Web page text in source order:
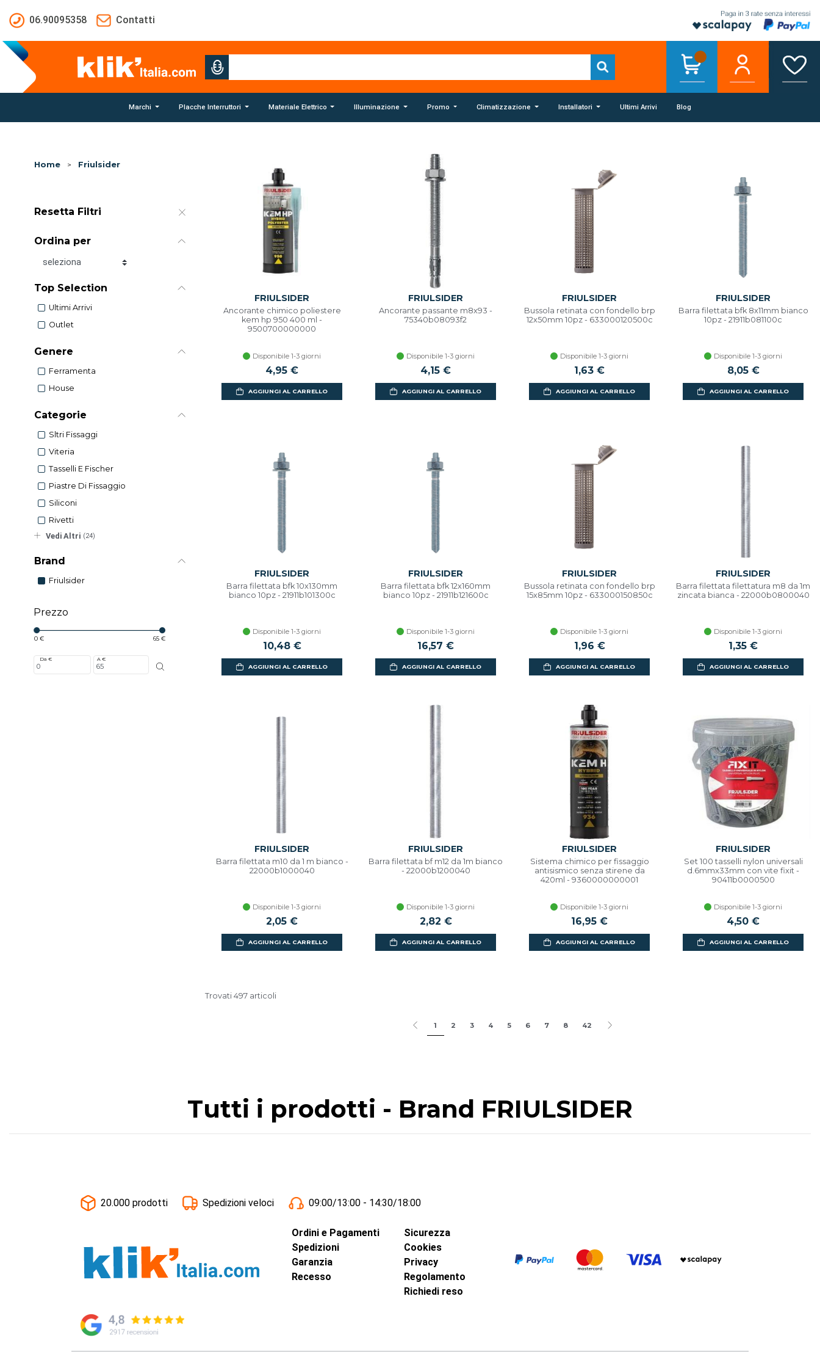
06.90095358
Contatti
Marchi Placche Interruttori Materiale Elettrico Illuminazione Promo Climatizzazione Installatori Ultimi Arrivi Blog
Home > Friulsider
Resetta Filtri
Ordina per
Ordina per
Top Selection
Ultimi Arrivi
Outlet
Genere
Ferramenta
House
Categorie
Sltri Fissaggi
Viteria
Tasselli E Fischer
Piastre Di Fissaggio
Siliconi
Rivetti
Vedi Altri (24)
Brand
Friulsider
Prezzo
0 € 65 €
Da € A €
FRIULSIDER
Ancorante chimico poliestere
kem hp 950 400 ml -
9500700000000
Disponibile 1-3 giorni
4,95 €
AGGIUNGI AL CARRELLO
FRIULSIDER
Ancorante passante m8x93 -
75340b08093f2
Disponibile 1-3 giorni
4,15 €
AGGIUNGI AL CARRELLO
FRIULSIDER
Bussola retinata con fondello brp
12x50mm 10pz - 633000120500c
Disponibile 1-3 giorni
1,63 €
AGGIUNGI AL CARRELLO
FRIULSIDER
Barra filettata bfk 8x11mm bianco
10pz - 21911b081100c
Disponibile 1-3 giorni
8,05 €
AGGIUNGI AL CARRELLO
FRIULSIDER
Barra filettata bfk 10x130mm
bianco 10pz - 21911b101300c
Disponibile 1-3 giorni
10,48 €
AGGIUNGI AL CARRELLO
FRIULSIDER
Barra filettata bfk 12x160mm
bianco 10pz - 21911b121600c
Disponibile 1-3 giorni
16,57 €
AGGIUNGI AL CARRELLO
FRIULSIDER
Bussola retinata con fondello brp
15x85mm 10pz - 633000150850c
Disponibile 1-3 giorni
1,96 €
AGGIUNGI AL CARRELLO
FRIULSIDER
Barra filettata filettatura m8 da 1m
zincata bianca - 22000b0800040
Disponibile 1-3 giorni
1,35 €
AGGIUNGI AL CARRELLO
FRIULSIDER
Barra filettata m10 da 1 m bianco -
22000b1000040
Disponibile 1-3 giorni
2,05 €
AGGIUNGI AL CARRELLO
FRIULSIDER
Barra filettata bf m12 da 1m bianco
- 22000b1200040
Disponibile 1-3 giorni
2,82 €
AGGIUNGI AL CARRELLO
FRIULSIDER
Sistema chimico per fissaggio
antisismico senza stirene da
420ml - 9360000000001
Disponibile 1-3 giorni
16,95 €
AGGIUNGI AL CARRELLO
FRIULSIDER
Set 100 tasselli nylon universali
d.6mmx33mm con vite fixit -
90411b0000500
Disponibile 1-3 giorni
4,50 €
AGGIUNGI AL CARRELLO
Trovati 497 articoli
1 2 3 4 5 6 7 8 42
Tutti i prodotti - Brand FRIULSIDER
20.000 prodotti Spedizioni veloci 09:00/13:00 - 14:30/18:00
Ordini e Pagamenti
Spedizioni
Garanzia
Recesso
Sicurezza
Cookies
Privacy
Regolamento
Richiedi reso